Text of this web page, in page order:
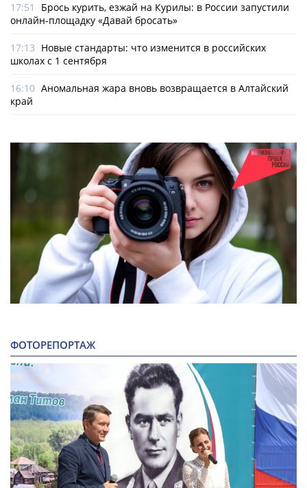
17:51
Брось курить, езжай на Курилы: в России запустили
онлайн-­площадку «Давай бросать»
17:13 Новые стандарты: что изменится в российских
школах с 1 сентября
16:10 Аномальная жара вновь возвращается в Алтайский
край
ФОТОРЕПОРТАЖ